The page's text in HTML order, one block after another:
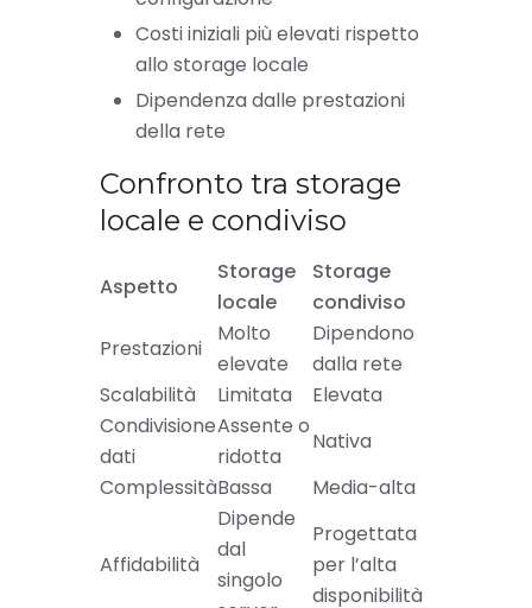
Costi iniziali più elevati rispetto
allo storage locale
Dipendenza dalle prestazioni
della rete
Confronto tra storage
locale e condiviso
Aspetto
Storage
locale
Storage
condiviso
Prestazioni
Molto
elevate
Dipendono
dalla rete
Scalabilità
Limitata
Elevata
Condivisione
dati
Assente o
ridotta
Nativa
ComplessitàBassa Media-alta
Affidabilità
Dipende
dal
singolo
Progettata
per l’alta
disponibilità